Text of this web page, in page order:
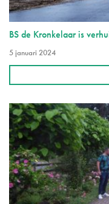
BS de Kronkelaar is
5 januari 2024